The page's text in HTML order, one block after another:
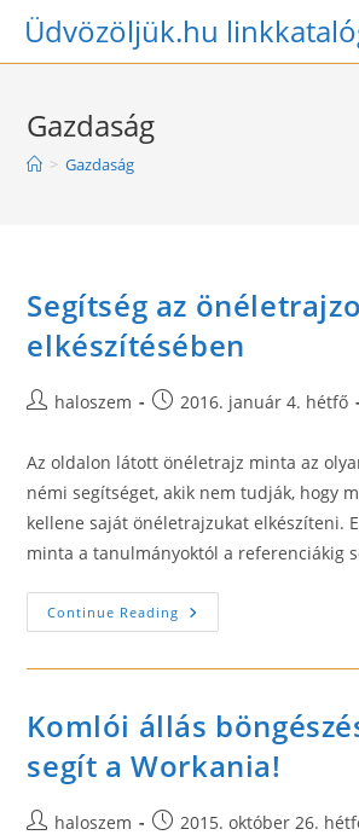
SkipÜdvözöljük.hu
Gazdaság
> Gazdaság
Segítség az
elkészítésében
Posthaloszem
Post2016. január 4. hétfő
Az oldalon látott önéletrajz minta az
némi segítséget, akik nem tudják, hogy
kellene saját önéletrajzukat elkészíteni.
minta a tanulmányoktól a referenciákig
Continue Reading Segítség
Az
Elkészítésében
Komlói állás
segít a Workania!
Posthaloszem
Post2015. október 26.